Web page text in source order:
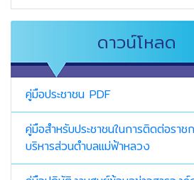
ดาวน์โหลด
คู่มือประชาชน PDF
คู่มือสำหรับประชาชนในการติดต่อราช
บริหารส่วนตำบลแม่ฟ้าหลวง